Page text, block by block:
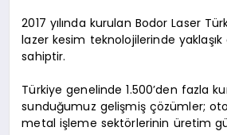
2017 yılında kurulan Bodor Laser
lazer kesim teknolojilerinde yaklaşık
sahiptir.
Türkiye genelinde 1.500’den fazla
sunduğumuz gelişmiş çözümler;
metal işleme sektörlerinin üretim